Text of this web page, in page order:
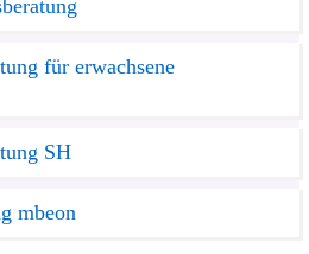
für erwachsene
SH
mbeon